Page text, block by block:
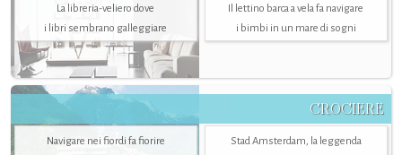
La libreria-veliero dove
i libri sembrano galleggiare
Il lettino barca a vela fa navigare
i bimbi in un mare di sogni
CROCIERE
Navigare nei fiordi fa fiorire
Stad Amsterdam, la leggenda